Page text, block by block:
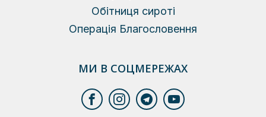
Обітниця сироті
Операція Благословення
МИ В СОЦМЕРЕЖАХ